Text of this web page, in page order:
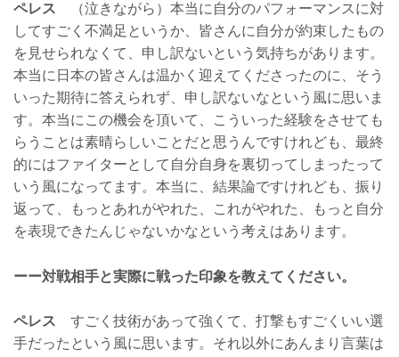
ペレス （泣きながら）本当に自分のパフォーマンスに対
してすごく不満足というか、皆さんに自分が約束したもの
を見せられなくて、申し訳ないという気持ちがあります。
本当に日本の皆さんは温かく迎えてくださったのに、そう
いった期待に答えられず、申し訳ないなという風に思いま
す。本当にこの機会を頂いて、こういった経験をさせても
らうことは素晴らしいことだと思うんですけれども、最終
的にはファイターとして自分自身を裏切ってしまったって
いう風になってます。本当に、結果論ですけれども、振り
返って、もっとあれがやれた、これがやれた、もっと自分
を表現できたんじゃないかなという考えはあります。
ーー対戦相手と実際に戦った印象を教えてください。
ペレス すごく技術があって強くて、打撃もすごくいい選
手だったという風に思います。それ以外にあんまり言葉は